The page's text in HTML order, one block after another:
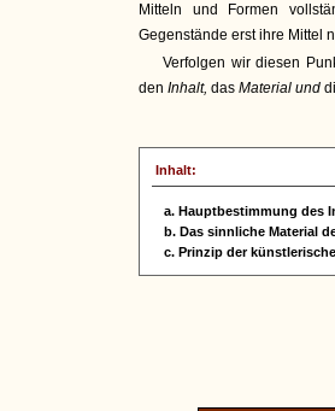
Mitteln und Formen
Gegenstände erst ihre Mittel
Verfolgen wir diesen
den Inhalt, das Material und
Inhalt:
a. Hauptbestimmung des
b. Das sinnliche Material
c. Prinzip der